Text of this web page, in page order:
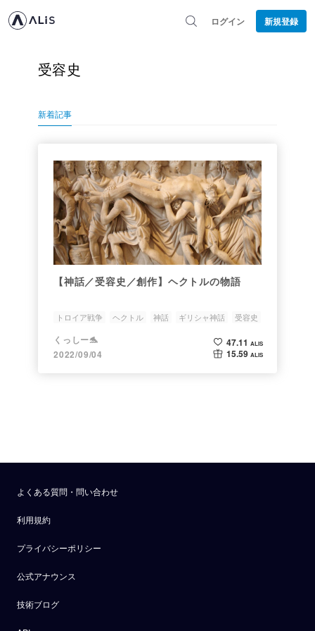
ログイン 新規登録
受容史
新着記事
【神話／受容史／創作】ヘクトルの物語
トロイア戦争 ヘクトル 神話 ギリシャ神話 受容史
くっしー🐬
2022/09/04
47.11 ALIS
15.59 ALIS
よくある質問・問い合わせ
利用規約
プライバシーポリシー
公式アナウンス
技術ブログ